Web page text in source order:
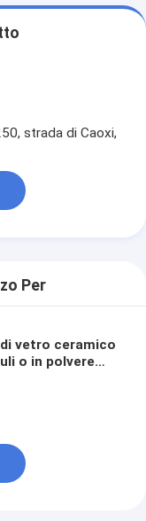
strada di Caoxi,
Per
vetro ceramico
o in polvere